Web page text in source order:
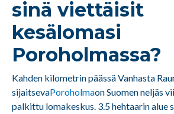
sinä viettäisit
kesälomasi
Poroholmassa?
Kahden kilometrin päässä Vanhasta
sijaitsevaPoroholmaon Suomen neljäs
palkittu lomakeskus. 3.5 hehtaarin alue